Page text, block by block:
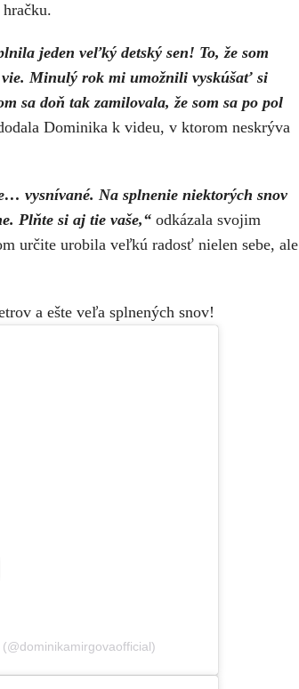
jeden veľký detský sen! To, že som
Minulý rok mi umožnili vyskúšať si
sa doň tak zamilovala, že som sa po pol
Dominika k videu, v ktorom neskrýva
vysnívané. Na splnenie niektorých snov
Plňte si aj tie vaše,“ odkázala svojim
určite urobila veľkú radosť nielen sebe, ale
a ešte veľa splnených snov!